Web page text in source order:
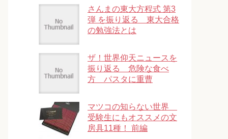
さんまの東大方程式 第3
弾 を振り返る 東大合格
の勉強法とは
ザ！世界仰天ニュースを
振り返る 危険な食べ
方 パスタに重曹
マツコの知らない世界
受験生にもオススメの文
房具11種！ 前編